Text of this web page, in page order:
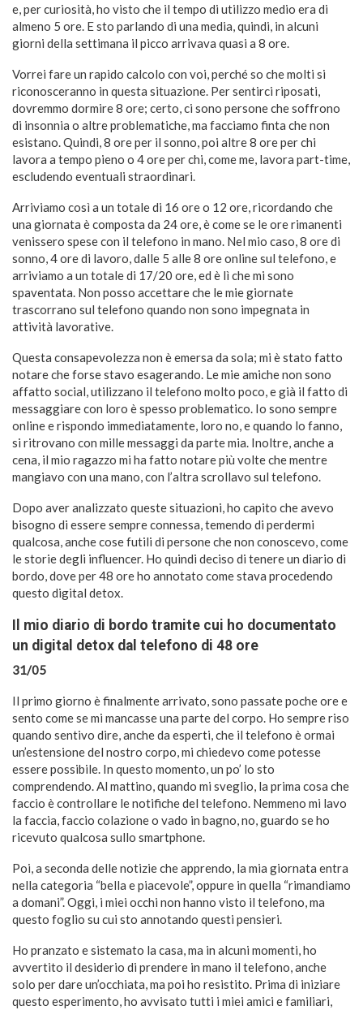
e, per curiosità, ho visto che il tempo di utilizzo medio era di
almeno 5 ore. E sto parlando di una media, quindi, in alcuni
giorni della settimana il picco arrivava quasi a 8 ore.
Vorrei fare un rapido calcolo con voi, perché so che molti si
riconosceranno in questa situazione. Per sentirci riposati,
dovremmo dormire 8 ore; certo, ci sono persone che soffrono
di insonnia o altre problematiche, ma facciamo finta che non
esistano. Quindi, 8 ore per il sonno, poi altre 8 ore per chi
lavora a tempo pieno o 4 ore per chi, come me, lavora part-time,
escludendo eventuali straordinari.
Arriviamo così a un totale di 16 ore o 12 ore, ricordando che
una giornata è composta da 24 ore, è come se le ore rimanenti
venissero spese con il telefono in mano. Nel mio caso, 8 ore di
sonno, 4 ore di lavoro, dalle 5 alle 8 ore online sul telefono, e
arriviamo a un totale di 17/20 ore, ed è lì che mi sono
spaventata. Non posso accettare che le mie giornate
trascorrano sul telefono quando non sono impegnata in
attività lavorative.
Questa consapevolezza non è emersa da sola; mi è stato fatto
notare che forse stavo esagerando. Le mie amiche non sono
affatto social, utilizzano il telefono molto poco, e già il fatto di
messaggiare con loro è spesso problematico. Io sono sempre
online e rispondo immediatamente, loro no, e quando lo fanno,
si ritrovano con mille messaggi da parte mia. Inoltre, anche a
cena, il mio ragazzo mi ha fatto notare più volte che mentre
mangiavo con una mano, con l’altra scrollavo sul telefono.
Dopo aver analizzato queste situazioni, ho capito che avevo
bisogno di essere sempre connessa, temendo di perdermi
qualcosa, anche cose futili di persone che non conoscevo, come
le storie degli influencer. Ho quindi deciso di tenere un diario di
bordo, dove per 48 ore ho annotato come stava procedendo
questo digital detox.
Il mio diario di bordo tramite cui ho documentato
un digital detox dal telefono di 48 ore
31/05
Il primo giorno è finalmente arrivato, sono passate poche ore e
sento come se mi mancasse una parte del corpo. Ho sempre riso
quando sentivo dire, anche da esperti, che il telefono è ormai
un’estensione del nostro corpo, mi chiedevo come potesse
essere possibile. In questo momento, un po’ lo sto
comprendendo. Al mattino, quando mi sveglio, la prima cosa che
faccio è controllare le notifiche del telefono. Nemmeno mi lavo
la faccia, faccio colazione o vado in bagno, no, guardo se ho
ricevuto qualcosa sullo smartphone.
Poi, a seconda delle notizie che apprendo, la mia giornata entra
nella categoria “bella e piacevole”, oppure in quella “rimandiamo
a domani”. Oggi, i miei occhi non hanno visto il telefono, ma
questo foglio su cui sto annotando questi pensieri.
Ho pranzato e sistemato la casa, ma in alcuni momenti, ho
avvertito il desiderio di prendere in mano il telefono, anche
solo per dare un’occhiata, ma poi ho resistito. Prima di iniziare
questo esperimento, ho avvisato tutti i miei amici e familiari,